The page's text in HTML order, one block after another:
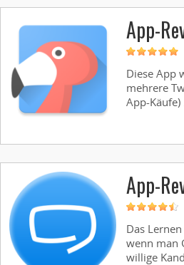
App-
Diese App
mehrere
App-Käufe)
App-
Das
wenn man
willige